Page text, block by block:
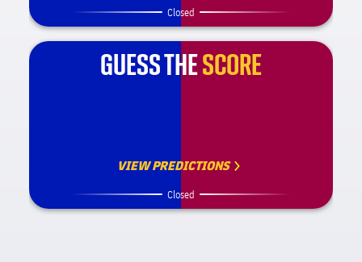
Closed
GUESS THESCORE
VIEW PREDICTIONS
Closed